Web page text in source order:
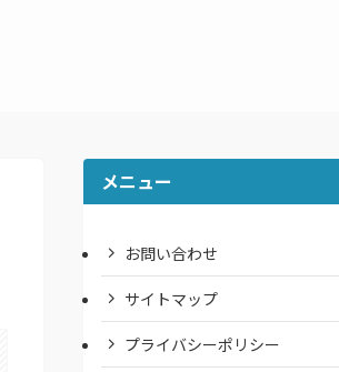
メニュー
お問い合わせ
サイトマップ
プライバシーポリシー